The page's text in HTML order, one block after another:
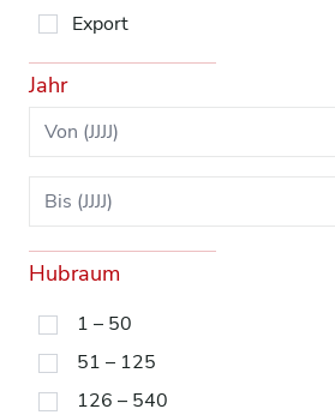
Export
Jahr
Hubraum
1 – 50
51 – 125
126 – 540